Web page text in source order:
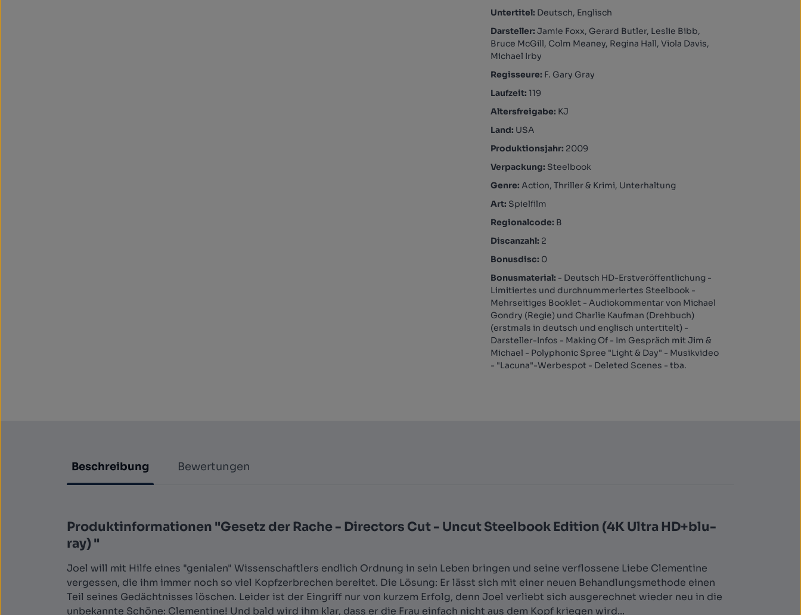
Untertitel: Deutsch, Englisch
Darsteller:Jamie Foxx, Gerard Butler, Leslie Bibb,
Bruce McGill, Colm Meaney, Regina Hall, Viola Davis,
Michael Irby
Regisseure: F. Gary Gray
Laufzeit:119
Altersfreigabe: KJ
Land: USA
Produktionsjahr: 2009
Verpackung: Steelbook
Genre:Action, Thriller & Krimi, Unterhaltung
Art: Spielfilm
Regionalcode: B
Discanzahl: 2
Bonusdisc: 0
Bonusmaterial: - Deutsch HD-Erstveröffentlichung -
Limitiertes und durchnummeriertes Steelbook -
Mehrseitiges Booklet - Audiokommentar von Michael
Gondry (Regie) und Charlie Kaufman (Drehbuch)
(erstmals in deutsch und englisch untertitelt) -
Darsteller-Infos - Making Of - Im Gespräch mit Jim &
Michael - Polyphonic Spree "Light & Day" - Musikvideo
- "Lacuna"-Werbespot - Deleted Scenes - tba.
Beschreibung Bewertungen
Produktinformationen "Gesetz der Rache - Directors Cut - Uncut Steelbook Edition (4K Ultra HD+blu-
ray) "
Joel will mit Hilfe eines "genialen" Wissenschaftlers endlich Ordnung in sein Leben bringen und seine verflossene Liebe Clementine
vergessen, die ihm immer noch so viel Kopfzerbrechen bereitet. Die Lösung: Er lässt sich mit einer neuen Behandlungsmethode einen
Teil seines Gedächtnisses löschen. Leider ist der Eingriff nur von kurzem Erfolg, denn Joel verliebt sich ausgerechnet wieder neu in die
unbekannte Schöne: Clementine! Und bald wird ihm klar, dass er die Frau einfach nicht aus dem Kopf kriegen wird...